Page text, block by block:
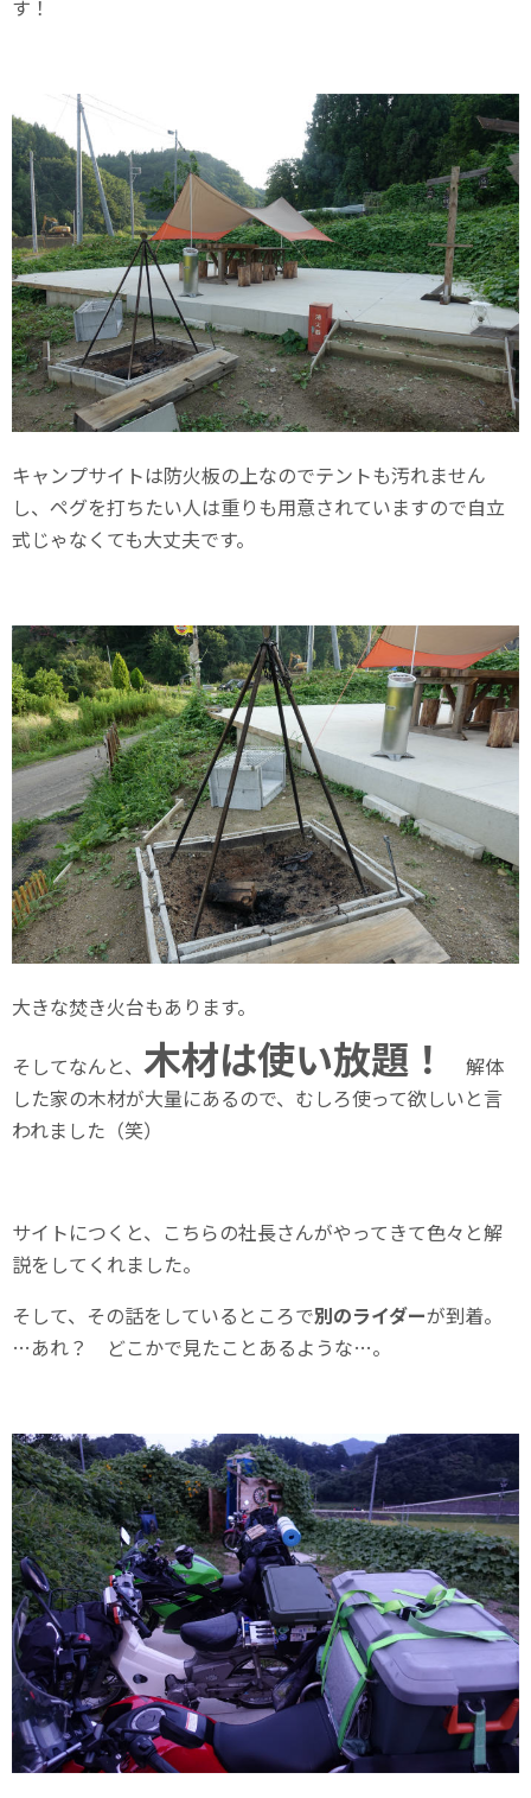
す！
キャンプサイトは防火板の上なのでテントも汚れません
し、ペグを打ちたい人は重りも用意されていますので自立
式じゃなくても大丈夫です。
大きな焚き火台もあります。
そしてなんと、 木材は使い放題！
解体
した家の木材が大量にあるので、むしろ使って欲しいと言
われました（笑）
サイトにつくと、こちらの社長さんがやってきて色々と解
説をしてくれました。
そして、その話をしているところで別のライダーが到着。
…あれ？ どこかで見たことあるような…。